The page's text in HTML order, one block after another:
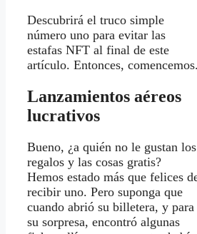
Descubrirá el truco simple
número uno para evitar las
estafas NFT al final de este
artículo. Entonces, comencemos.
Lanzamientos aéreos
lucrativos
Bueno, ¿a quién no le gustan los
regalos y las cosas gratis?
Hemos estado más que felices
recibir uno. Pero suponga que
cuando abrió su billetera, y para
su sorpresa, encontró algunas